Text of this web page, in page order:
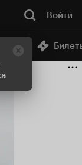
Войти